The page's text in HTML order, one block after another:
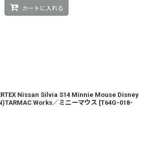
カートに入れる
Nissan Silvia S14 Minnie Mouse Disney
Works／ミニーマウス [T64G-018-